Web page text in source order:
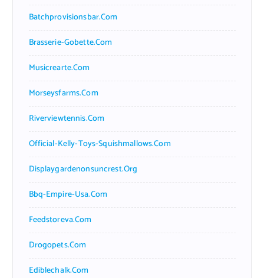
Batchprovisionsbar.com
Brasserie-Gobette.com
Musicrearte.com
Morseysfarms.com
Riverviewtennis.com
Official-Kelly-Toys-Squishmallows.com
Displaygardenonsuncrest.org
Bbq-Empire-Usa.com
Feedstoreva.com
Drogopets.com
Ediblechalk.com